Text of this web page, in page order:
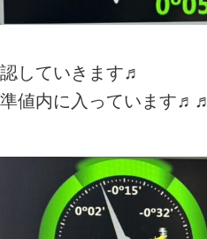
していきます♬
値内に入っています♬♬